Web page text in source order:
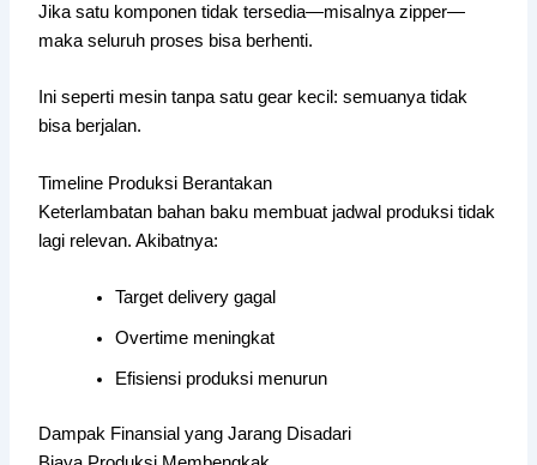
Jika satu komponen tidak tersedia—misalnya zipper—
maka seluruh proses bisa berhenti.
Ini seperti mesin tanpa satu gear kecil: semuanya tidak
bisa berjalan.
Timeline Produksi Berantakan
Keterlambatan bahan baku membuat jadwal produksi tidak
lagi relevan. Akibatnya:
Target delivery gagal
Overtime meningkat
Efisiensi produksi menurun
Dampak Finansial yang Jarang Disadari